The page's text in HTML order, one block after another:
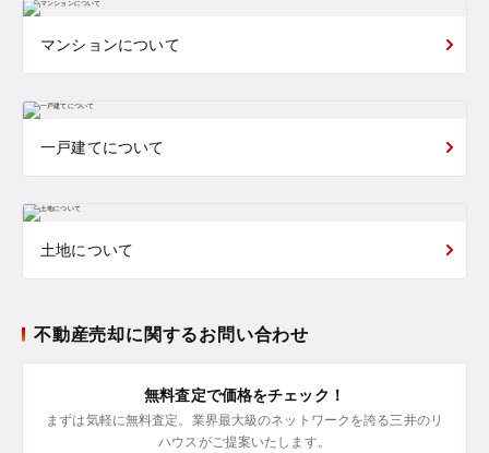
マンションについて
一戸建てについて
土地について
不動産売却に関するお問い合わせ
無料査定で価格をチェック！
まずは気軽に無料査定。業界最大級のネットワークを誇る三井のリ
ハウスがご提案いたします。